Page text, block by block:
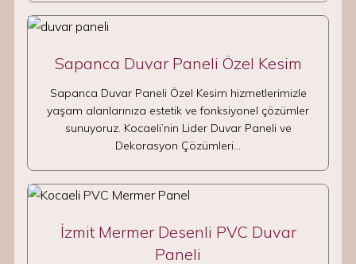
Sapanca Duvar Paneli Özel Kesim
Sapanca Duvar Paneli Özel Kesim hizmetlerimizle
yaşam alanlarınıza estetik ve fonksiyonel çözümler
sunuyoruz. Kocaeli’nin Lider Duvar Paneli ve
Dekorasyon Çözümleri…
İzmit Mermer Desenli PVC Duvar
Paneli